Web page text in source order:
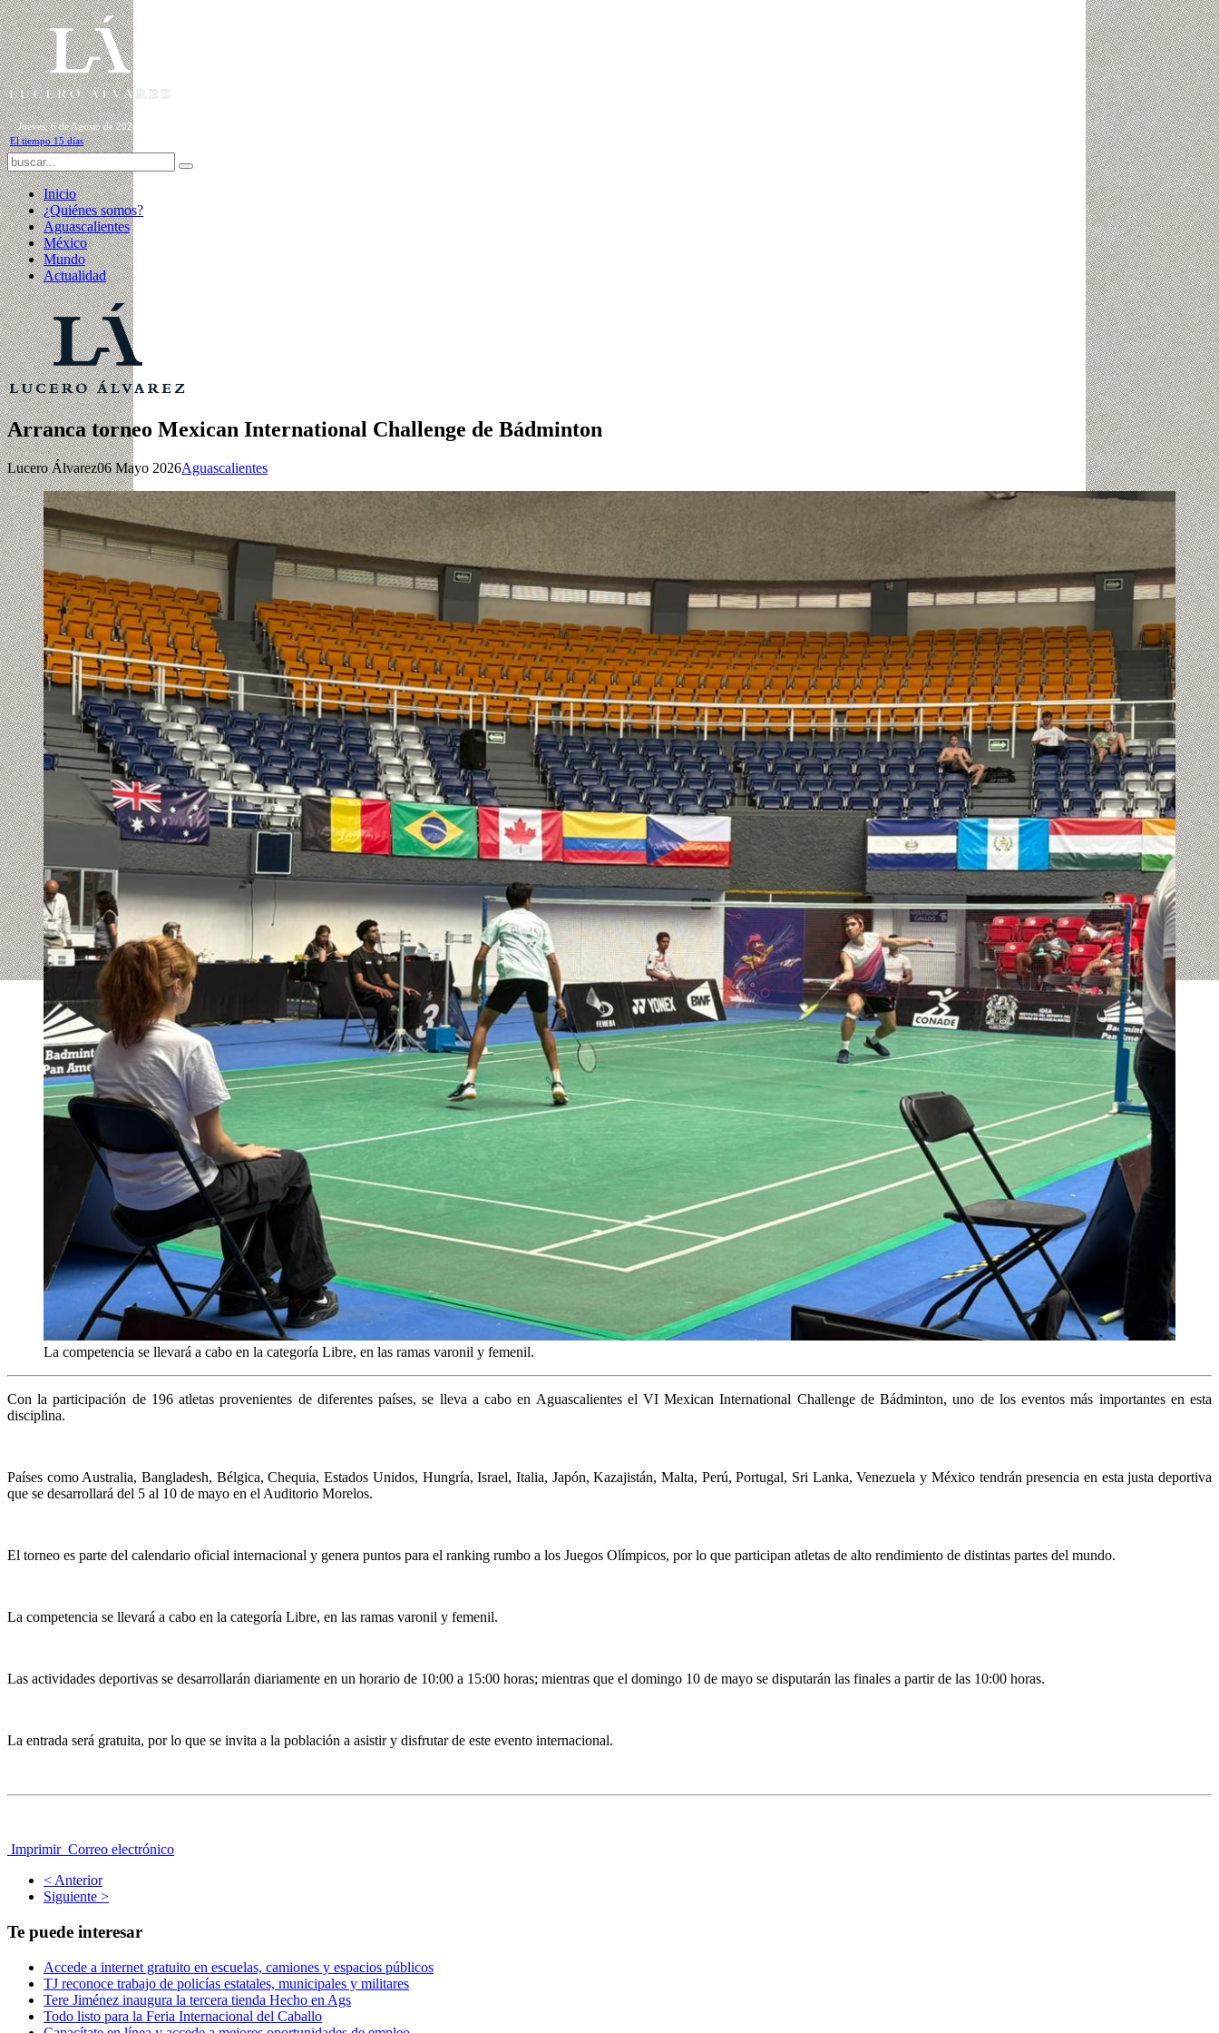
Jueves, 6 de Agosto de 2026
El tiempo 15 días
Inicio
¿Quiénes somos?
Aguascalientes
México
Mundo
Actualidad
Arranca torneo Mexican International Challenge de Bádminton
Lucero Álvarez06 Mayo 2026Aguascalientes
La competencia se llevará a cabo en la categoría Libre, en las ramas varonil y femenil.
Con la participación de 196 atletas provenientes de diferentes países, se lleva a cabo en Aguascalientes el VI Mexican International Challenge de Bádminton, uno de los eventos más importantes en esta
disciplina.
Países como Australia, Bangladesh, Bélgica, Chequia, Estados Unidos, Hungría, Israel, Italia, Japón, Kazajistán, Malta, Perú, Portugal, Sri Lanka, Venezuela y México tendrán presencia en esta justa deportiva
que se desarrollará del 5 al 10 de mayo en el Auditorio Morelos.
El torneo es parte del calendario oficial internacional y genera puntos para el ranking rumbo a los Juegos Olímpicos, por lo que participan atletas de alto rendimiento de distintas partes del mundo.
La competencia se llevará a cabo en la categoría Libre, en las ramas varonil y femenil.
Las actividades deportivas se desarrollarán diariamente en un horario de 10:00 a 15:00 horas; mientras que el domingo 10 de mayo se disputarán las finales a partir de las 10:00 horas.
La entrada será gratuita, por lo que se invita a la población a asistir y disfrutar de este evento internacional.
Imprimir Correo electrónico
< Anterior
Siguiente >
Te puede interesar
Accede a internet gratuito en escuelas, camiones y espacios públicos
TJ reconoce trabajo de policías estatales, municipales y militares
Tere Jiménez inaugura la tercera tienda Hecho en Ags
Todo listo para la Feria Internacional del Caballo